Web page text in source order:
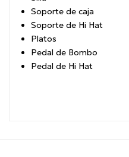
Soporte de caja
Soporte de Hi Hat
Platos
Pedal de Bombo
Pedal de Hi Hat